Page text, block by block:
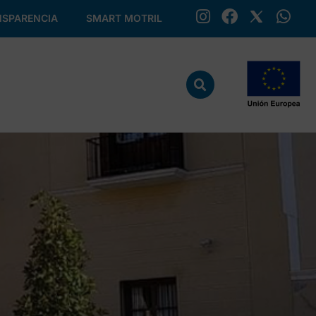
SMART MOTRIL